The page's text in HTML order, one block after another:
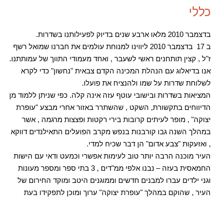
כללי
בדצמבר 2010 מלאו ארבע שנים בדיוק לפעילותנו בשדרות.
ב 17 בדצמבר 2010 ליווינו למנוחת עולמים את חברנו שמואל רשף
ז"ל , קצין תותחנים ראשי לשעבר , ואחד מעמודי התווך של עמותתנו.
אנו בדיאלוג עם הנהלת המכינה הקדם צבאית "נחשון" כדי לקרא
לשלוחת שדרות על שמו ולהנציח את פועלו.
המציאות בשדרות ובישובי עוטף עזה אינה קלה. כפי שניתן ללמוד מן
הדיווחים בתקשורת, השקט , שהשתרר באזור אחרי מבצע "עופרת
יצוקה" , מופר לעיתים קרובות בירי רקטות ופצצות מרגמה , אשר
במהלך השנה גבו קורבנות בנפש מקרב הפועלים התאילנדים דווקא
, ואזעקות "צבע אדום" הן דבר שכיח למדי.
העיר מוכנה הרבה יותר טוב לעימות אפשרי וכמעט ודאי עם הישות
החמאסית בעזה – נבנו אלפי ממ"דים , 3 בתי ספר ומספר מעונות
וגני ילדים עברו למבנים חדשים וממוגנים היטב ומוקד החירום של
העיר , שהוקם במהלך "עופרת יצוקה" ערוך ומוכן לתפקידו בעת